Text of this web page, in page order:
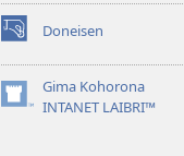
Doneisen
(uindo
matamata
do
ia
Gima Kohorona
INTANET LAIBRI™
(uindo